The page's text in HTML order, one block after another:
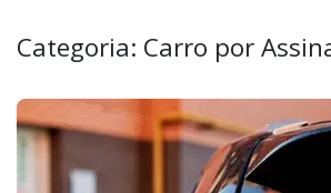
Categoria: Carro por